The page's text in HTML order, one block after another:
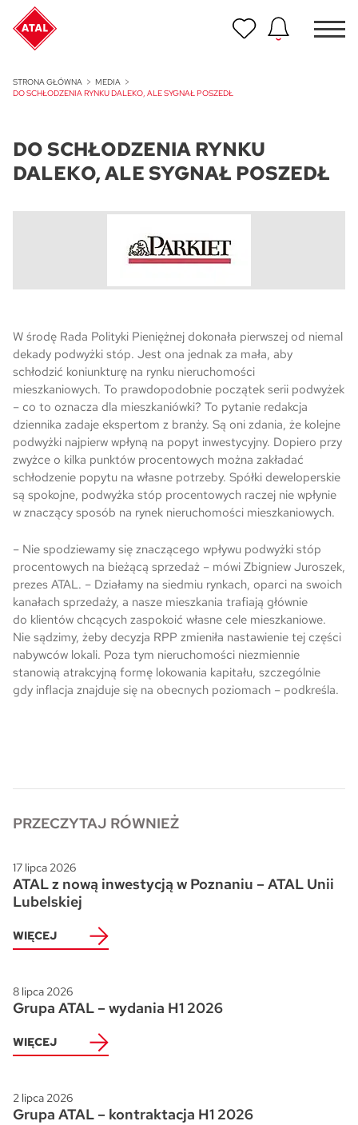
STRONA GŁÓWNA
MEDIA
DO SCHŁODZENIA RYNKU DALEKO, ALE SYGNAŁ POSZEDŁ
DO SCHŁODZENIA RYNKU
DALEKO, ALE SYGNAŁ POSZEDŁ
W środę Rada Polityki Pieniężnej dokonała pierwszej od niemal
dekady podwyżki stóp. Jest ona jednak za mała, aby
schłodzić koniunkturę na rynku nieruchomości
mieszkaniowych. To prawdopodobnie początek serii podwyżek
– co to oznacza dla mieszkaniówki? To pytanie redakcja
dziennika zadaje ekspertom z branży. Są oni zdania, że kolejne
podwyżki najpierw wpłyną na popyt inwestycyjny. Dopiero przy
zwyżce o kilka punktów procentowych można zakładać
schłodzenie popytu na własne potrzeby. Spółki deweloperskie
są spokojne, podwyżka stóp procentowych raczej nie wpłynie
w znaczący sposób na rynek nieruchomości mieszkaniowych.
– Nie spodziewamy się znaczącego wpływu podwyżki stóp
procentowych na bieżącą sprzedaż – mówi Zbigniew Juroszek,
prezes ATAL. – Działamy na siedmiu rynkach, oparci na swoich
kanałach sprzedaży, a nasze mieszkania trafiają głównie
do klientów chcących zaspokoić własne cele mieszkaniowe.
Nie sądzimy, żeby decyzja RPP zmieniła nastawienie tej części
nabywców lokali. Poza tym nieruchomości niezmiennie
stanowią atrakcyjną formę lokowania kapitału, szczególnie
gdy inflacja znajduje się na obecnych poziomach – podkreśla.
PRZECZYTAJ RÓWNIEŻ
17 lipca 2026
ATAL z nową inwestycją w Poznaniu – ATAL Unii
Lubelskiej
WIĘCEJ
8 lipca 2026
Grupa ATAL – wydania H1 2026
WIĘCEJ
2 lipca 2026
Grupa ATAL – kontraktacja H1 2026
ATAL Unii Lubelskiej w Poznaniu
ATAL Ville przy Białej
NOWOŚĆ
ATAL Ruczaj w Krakowie
Skwer Witosa w Piastowie